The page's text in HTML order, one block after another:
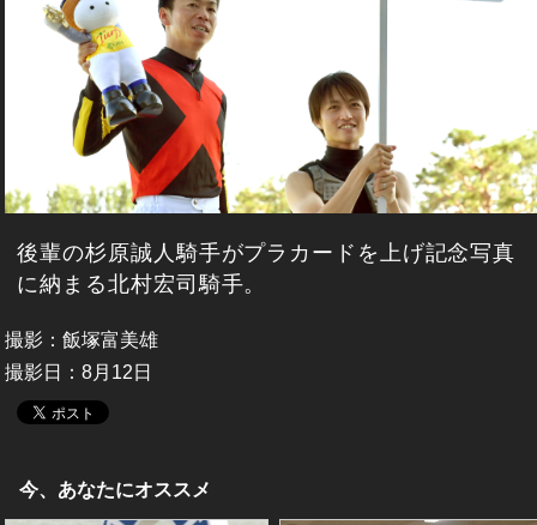
後輩の杉原誠人騎手がプラカードを上げ記念写真
に納まる北村宏司騎手。
撮影：飯塚富美雄
撮影日：8月12日
今、あなたにオススメ